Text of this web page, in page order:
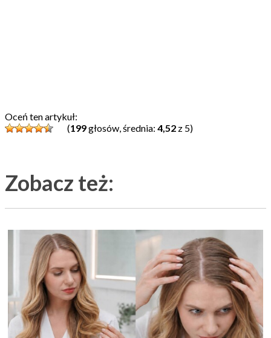
Oceń ten artykuł:
(199głosów, średnia: 4,52 z 5)
Zobacz też: